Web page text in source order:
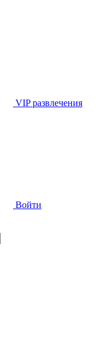
VIP развлечения
Войти